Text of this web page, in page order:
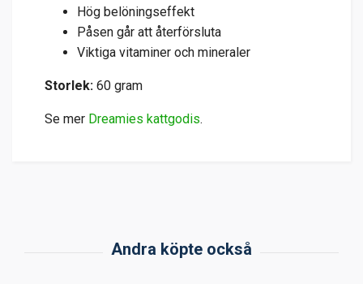
Hög belöningseffekt
Påsen går att återförsluta
Viktiga vitaminer och mineraler
Storlek: 60 gram
Se mer Dreamies kattgodis.